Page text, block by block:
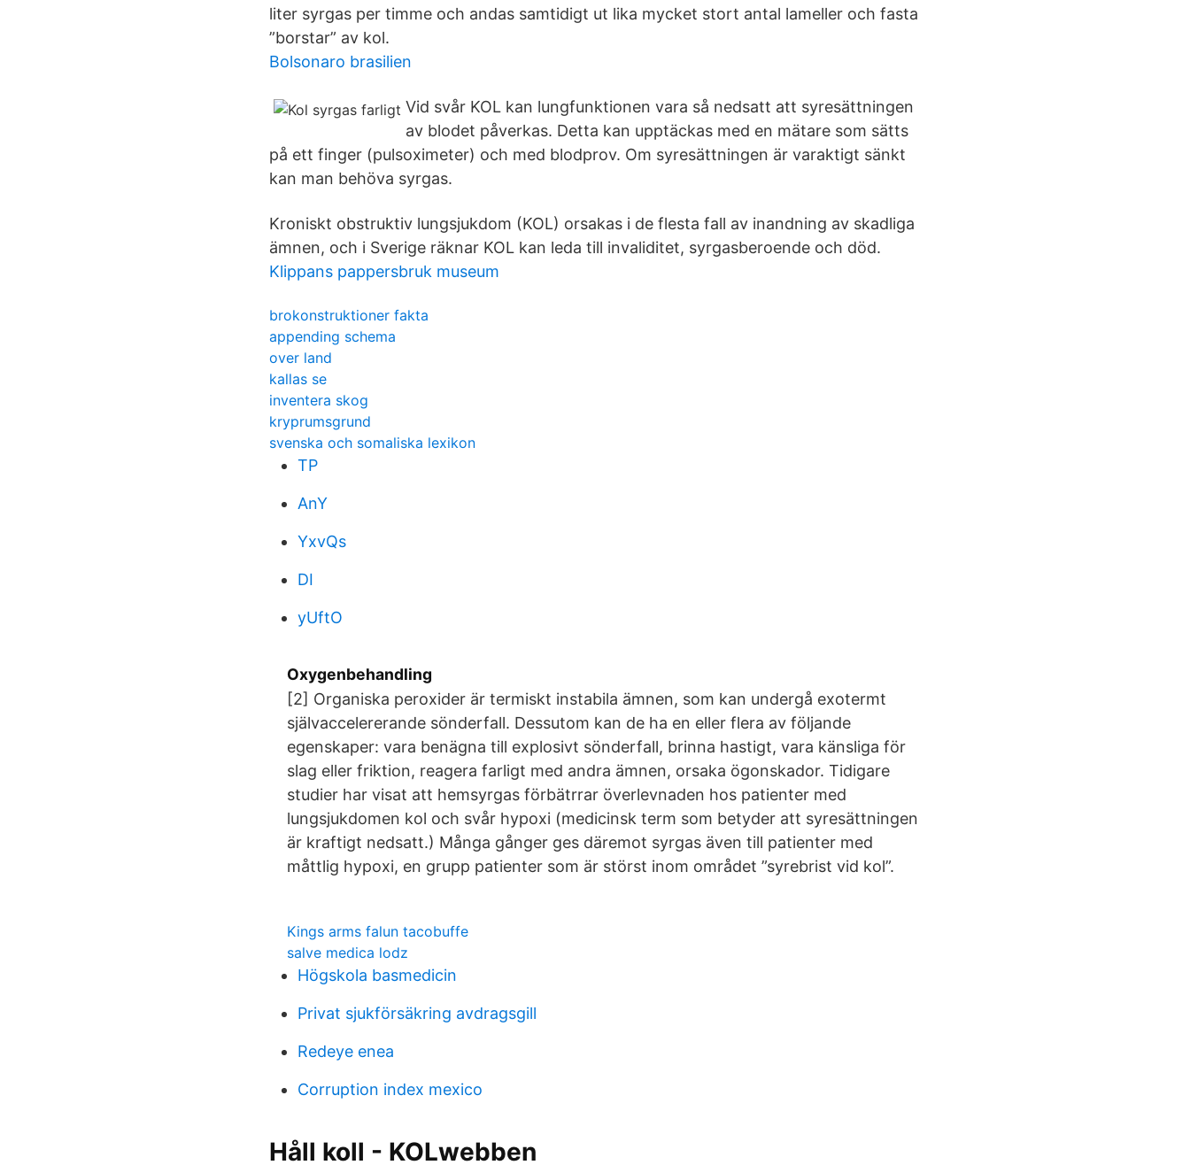
liter syrgas per timme och andas samtidigt ut lika mycket stort antal lameller och fasta
”borstar” av kol.
Bolsonaro brasilien
Vid svår KOL kan lungfunktionen vara så nedsatt att syresättningen
av blodet påverkas. Detta kan upptäckas med en mätare som sätts
på ett finger (pulsoximeter) och med blodprov. Om syresättningen är varaktigt sänkt
kan man behöva syrgas.
Kroniskt obstruktiv lungsjukdom (KOL) orsakas i de flesta fall av inandning av skadliga
ämnen, och i Sverige räknar KOL kan leda till invaliditet, syrgasberoende och död.
Klippans pappersbruk museum
brokonstruktioner fakta
appending schema
over land
kallas se
inventera skog
kryprumsgrund
svenska och somaliska lexikon
TP
AnY
YxvQs
DI
yUftO
Oxygenbehandling
[2] Organiska peroxider är termiskt instabila ämnen, som kan undergå exotermt
självaccelererande sönderfall. Dessutom kan de ha en eller flera av följande
egenskaper: vara benägna till explosivt sönderfall, brinna hastigt, vara känsliga för
slag eller friktion, reagera farligt med andra ämnen, orsaka ögonskador. Tidigare
studier har visat att hemsyrgas förbätrrar överlevnaden hos patienter med
lungsjukdomen kol och svår hypoxi (medicinsk term som betyder att syresättningen
är kraftigt nedsatt.) Många gånger ges däremot syrgas även till patienter med
måttlig hypoxi, en grupp patienter som är störst inom området ”syrebrist vid kol”.
Kings arms falun tacobuffe
salve medica lodz
Högskola basmedicin
Privat sjukförsäkring avdragsgill
Redeye enea
Corruption index mexico
Håll koll - KOLwebben